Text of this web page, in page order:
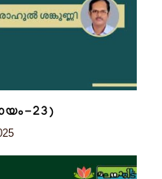
23)